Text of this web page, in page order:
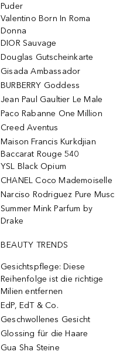
Puder
Valentino Born In Roma
Donna
DIOR Sauvage
Douglas Gutscheinkarte
Gisada Ambassador
BURBERRY Goddess
Jean Paul Gaultier Le Male
Paco Rabanne One Million
Creed Aventus
Maison Francis Kurkdjian
Baccarat Rouge 540
YSL Black Opium
CHANEL Coco Mademoiselle
Narciso Rodriguez Pure Musc
Summer Mink Parfum by
Drake
BEAUTY TRENDS
Gesichtspflege: Diese
Reihenfolge ist die richtige
Milien entfernen
EdP, EdT & Co.
Geschwollenes Gesicht
Glossing für die Haare
Gua Sha Steine